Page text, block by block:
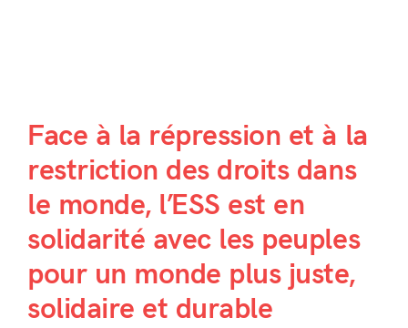
Face à la répression et à la
restriction des droits dans
le monde, l’ESS est en
solidarité avec les peuples
pour un monde plus juste,
solidaire et durable